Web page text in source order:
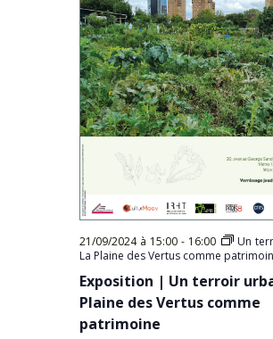
21/09/2024 à 15:00- 16:00
Un
La Plaine des Vertus comme
Exposition | Un terroir
Plaine des Vertus comme
patrimoine